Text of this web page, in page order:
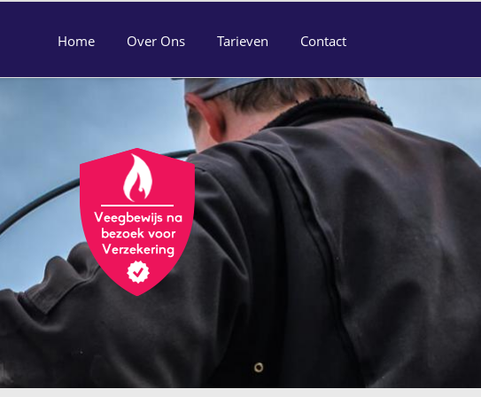
Home Over Ons Tarieven Contact